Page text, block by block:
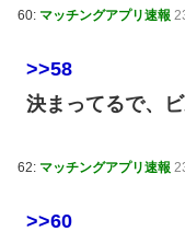
60: マッチングアプリ速報
>>58
決まってるで、
62: マッチングアプリ速報
>>60